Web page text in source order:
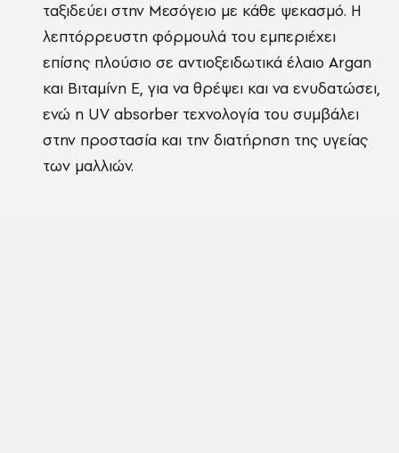
ταξιδεύει στην Μεσόγειο με κάθε ψεκασμό. Η
λεπτόρρευστη φόρμουλά του εμπεριέχει
επίσης πλούσιο σε αντιοξειδωτικά έλαιο Argan
και Βιταμίνη Ε, για να θρέψει και να ενυδατώσει,
ενώ η UV absorber τεχνολογία του συμβάλει
στην προστασία και την διατήρηση της υγείας
των μαλλιών.